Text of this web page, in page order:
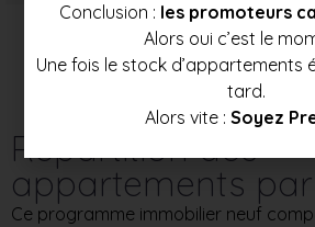
Répartition des
appartements
Ce programme immobilier neuf
Conclusion : les promoteurs
Alors oui c’est le
Une fois le stock d’appartements
tard.
Alors vite : Soyez